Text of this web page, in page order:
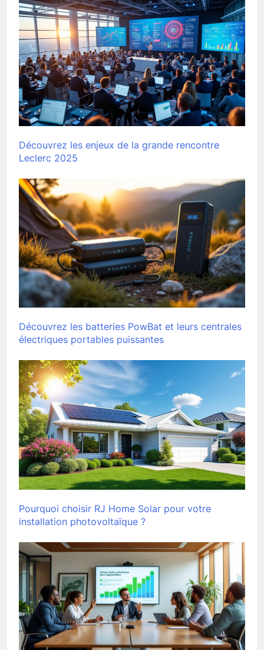
Découvrez les enjeux de la grande rencontre
Leclerc 2025
Découvrez les batteries PowBat et leurs centrales
électriques portables puissantes
Pourquoi choisir RJ Home Solar pour votre
installation photovoltaïque ?